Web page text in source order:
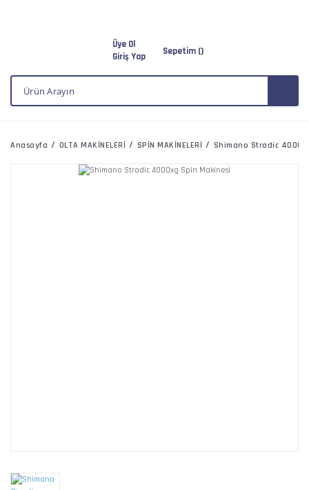
Üye Ol
Giriş Yap
Sepetim ()
Anasayfa OLTA MAKİNELERİ SPİN MAKİNELERİ Shimano Stradic